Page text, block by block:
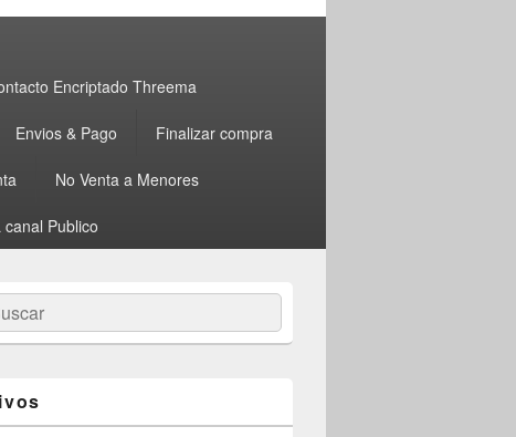
Encriptado Threema
Envios & Pago Finalizar compra
No Venta a Menores
canal Publico